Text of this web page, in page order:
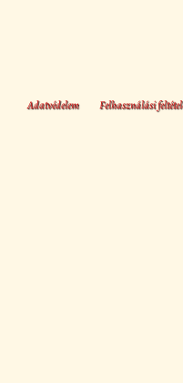
Adatvédelem Felhasználási